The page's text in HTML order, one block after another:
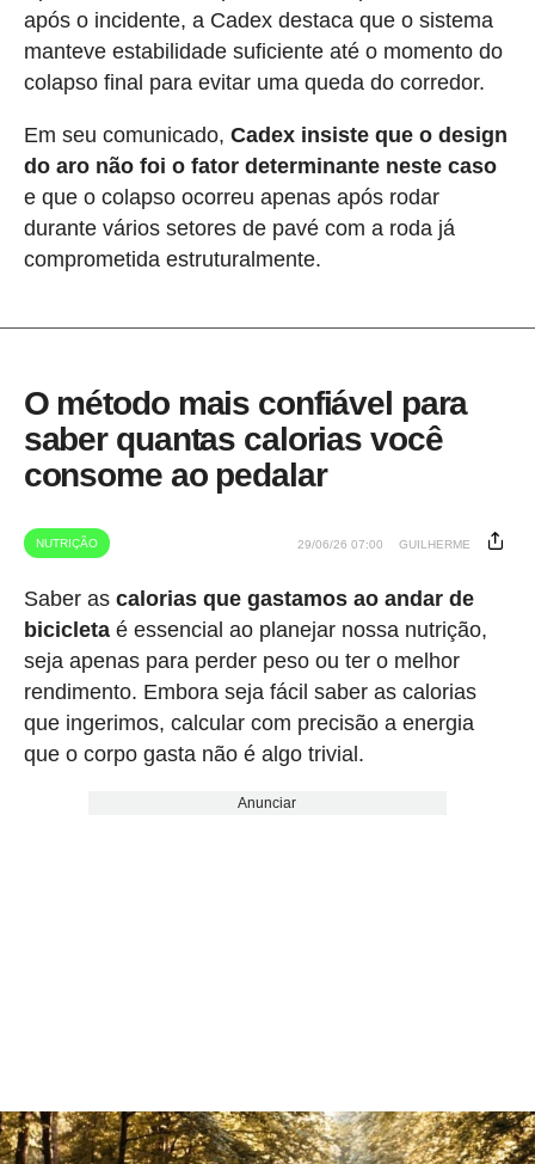
após o incidente, a Cadex destaca que o sistema
manteve estabilidade suficiente até o momento do
colapso final para evitar uma queda do corredor.
Em seu comunicado, Cadex insiste que o design
do aro não foi o fator determinante neste caso
e que o colapso ocorreu apenas após rodar
durante vários setores de pavé com a roda já
comprometida estruturalmente.
O método mais confiável para
saber quantas calorias você
consome ao pedalar
NUTRIÇÃO 29/06/26 07:00 GUILHERME
Saber as calorias que gastamos ao andar de
bicicletaé essencial ao planejar nossa nutrição,
seja apenas para perder peso ou ter o melhor
rendimento. Embora seja fácil saber as calorias
que ingerimos, calcular com precisão a energia
que o corpo gasta não é algo trivial.
Anunciar